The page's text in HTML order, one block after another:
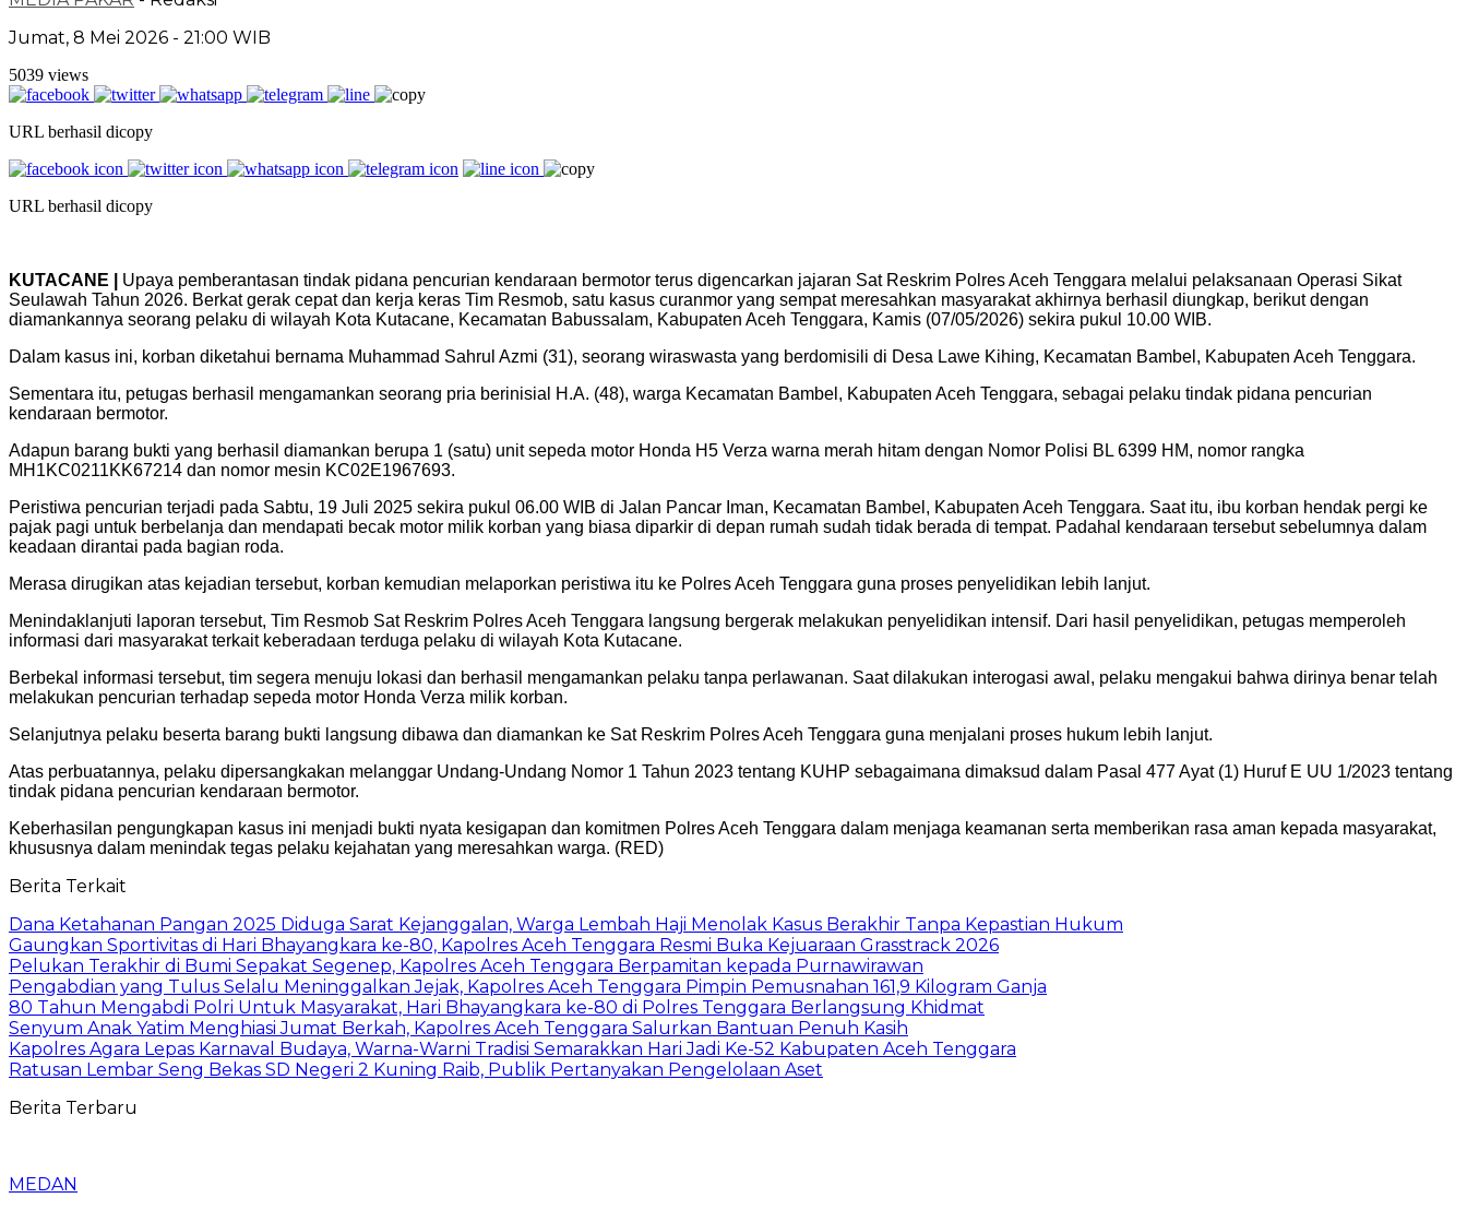
Jumat, 8 Mei 2026 - 21:00 WIB
5039 views
URL berhasil dicopy
URL berhasil dicopy
KUTACANE | Upaya pemberantasan tindak pidana pencurian kendaraan bermotor terus digencarkan jajaran Sat Reskrim Polres Aceh Tenggara melalui pelaksanaan Operasi Sikat
Seulawah Tahun 2026. Berkat gerak cepat dan kerja keras Tim Resmob, satu kasus curanmor yang sempat meresahkan masyarakat akhirnya berhasil diungkap, berikut dengan
diamankannya seorang pelaku di wilayah Kota Kutacane, Kecamatan Babussalam, Kabupaten Aceh Tenggara, Kamis (07/05/2026) sekira pukul 10.00 WIB.
Dalam kasus ini, korban diketahui bernama Muhammad Sahrul Azmi (31), seorang wiraswasta yang berdomisili di Desa Lawe Kihing, Kecamatan Bambel, Kabupaten Aceh Tenggara.
Sementara itu, petugas berhasil mengamankan seorang pria berinisial H.A. (48), warga Kecamatan Bambel, Kabupaten Aceh Tenggara, sebagai pelaku tindak pidana pencurian
kendaraan bermotor.
Adapun barang bukti yang berhasil diamankan berupa 1 (satu) unit sepeda motor Honda H5 Verza warna merah hitam dengan Nomor Polisi BL 6399 HM, nomor rangka
MH1KC0211KK67214 dan nomor mesin KC02E1967693.
Peristiwa pencurian terjadi pada Sabtu, 19 Juli 2025 sekira pukul 06.00 WIB di Jalan Pancar Iman, Kecamatan Bambel, Kabupaten Aceh Tenggara. Saat itu, ibu korban hendak pergi ke
pajak pagi untuk berbelanja dan mendapati becak motor milik korban yang biasa diparkir di depan rumah sudah tidak berada di tempat. Padahal kendaraan tersebut sebelumnya dalam
keadaan dirantai pada bagian roda.
Merasa dirugikan atas kejadian tersebut, korban kemudian melaporkan peristiwa itu ke Polres Aceh Tenggara guna proses penyelidikan lebih lanjut.
Menindaklanjuti laporan tersebut, Tim Resmob Sat Reskrim Polres Aceh Tenggara langsung bergerak melakukan penyelidikan intensif. Dari hasil penyelidikan, petugas memperoleh
informasi dari masyarakat terkait keberadaan terduga pelaku di wilayah Kota Kutacane.
Berbekal informasi tersebut, tim segera menuju lokasi dan berhasil mengamankan pelaku tanpa perlawanan. Saat dilakukan interogasi awal, pelaku mengakui bahwa dirinya benar telah
melakukan pencurian terhadap sepeda motor Honda Verza milik korban.
Selanjutnya pelaku beserta barang bukti langsung dibawa dan diamankan ke Sat Reskrim Polres Aceh Tenggara guna menjalani proses hukum lebih lanjut.
Atas perbuatannya, pelaku dipersangkakan melanggar Undang-Undang Nomor 1 Tahun 2023 tentang KUHP sebagaimana dimaksud dalam Pasal 477 Ayat (1) Huruf E UU 1/2023 tentang
tindak pidana pencurian kendaraan bermotor.
Keberhasilan pengungkapan kasus ini menjadi bukti nyata kesigapan dan komitmen Polres Aceh Tenggara dalam menjaga keamanan serta memberikan rasa aman kepada masyarakat,
khususnya dalam menindak tegas pelaku kejahatan yang meresahkan warga. (RED)
Berita Terkait
Dana Ketahanan Pangan 2025 Diduga Sarat Kejanggalan, Warga Lembah Haji Menolak Kasus Berakhir Tanpa Kepastian Hukum
Gaungkan Sportivitas di Hari Bhayangkara ke-80, Kapolres Aceh Tenggara Resmi Buka Kejuaraan Grasstrack 2026
Pelukan Terakhir di Bumi Sepakat Segenep, Kapolres Aceh Tenggara Berpamitan kepada Purnawirawan
Pengabdian yang Tulus Selalu Meninggalkan Jejak, Kapolres Aceh Tenggara Pimpin Pemusnahan 161,9 Kilogram Ganja
80 Tahun Mengabdi Polri Untuk Masyarakat, Hari Bhayangkara ke-80 di Polres Tenggara Berlangsung Khidmat
Senyum Anak Yatim Menghiasi Jumat Berkah, Kapolres Aceh Tenggara Salurkan Bantuan Penuh Kasih
Kapolres Agara Lepas Karnaval Budaya, Warna-Warni Tradisi Semarakkan Hari Jadi Ke-52 Kabupaten Aceh Tenggara
Ratusan Lembar Seng Bekas SD Negeri 2 Kuning Raib, Publik Pertanyakan Pengelolaan Aset
Berita Terbaru
MEDAN